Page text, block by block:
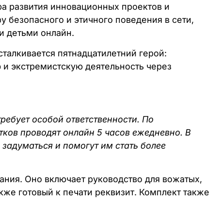
развития инновационных проектов и
безопасного и этичного поведения в сети,
детьми онлайн.
пятнадцатилетний герой:
экстремистскую деятельность через
особой ответственности. По
проводят онлайн 5 часов ежедневно. В
и помогут им стать более
Оно включает руководство для вожатых,
готовый к печати реквизит. Комплект также